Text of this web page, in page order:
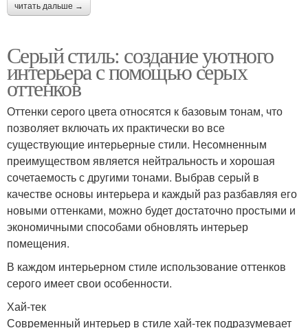
читать дальше →
Серый стиль: создание уютного
интерьера с помощью серых
оттенков
Оттенки серого цвета относятся к базовым тонам, что
позволяет включать их практически во все
существующие интерьерные стили. Несомненным
преимуществом является нейтральность и хорошая
сочетаемость с другими тонами. Выбрав серый в
качестве основы интерьера и каждый раз разбавляя его
новыми оттенками, можно будет достаточно простыми и
экономичными способами обновлять интерьер
помещения.
В каждом интерьерном стиле использование оттенков
серого имеет свои особенности.
Хай-тек
Современный интерьер в стиле хай-тек подразумевает